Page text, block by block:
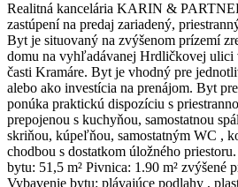
Realitná kancelária KARIN &
zastúpení na predaj zariadený,
Byt je situovaný na zvýšenom prízemí
domu na vyhľadávanej Hrdličkovej ulici
časti Kramáre. Byt je vhodný pre
alebo ako investícia na prenájom. Byt
ponúka praktickú dispozíciu s
prepojenou s kuchyňou, samostatnou
skriňou, kúpeľňou, samostatným WC ,
chodbou s dostatkom úložného
bytu: 51,5 m² Pivnica: 1.90 m² zvýšené
Vybavenie bytu: plávajúce podlahy ,